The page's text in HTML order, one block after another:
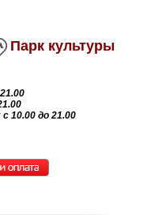
Парк культуры
10.00 до 21.00